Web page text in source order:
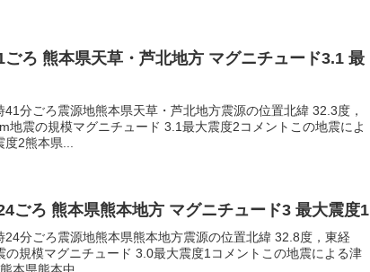
ろ 熊本県天草・芦北地方 マグニチュード3.1 最
分ごろ震源地熊本県天草・芦北地方震源の位置北緯 32.3度，
地震の規模マグニチュード 3.1最大震度2コメントこの地震によ
度2熊本県...
ごろ 熊本県熊本地方 マグニチュード3 最大震度1
分ごろ震源地熊本県熊本地方震源の位置北緯 32.8度，東経
規模マグニチュード 3.0最大震度1コメントこの地震による津
本県熊本中...